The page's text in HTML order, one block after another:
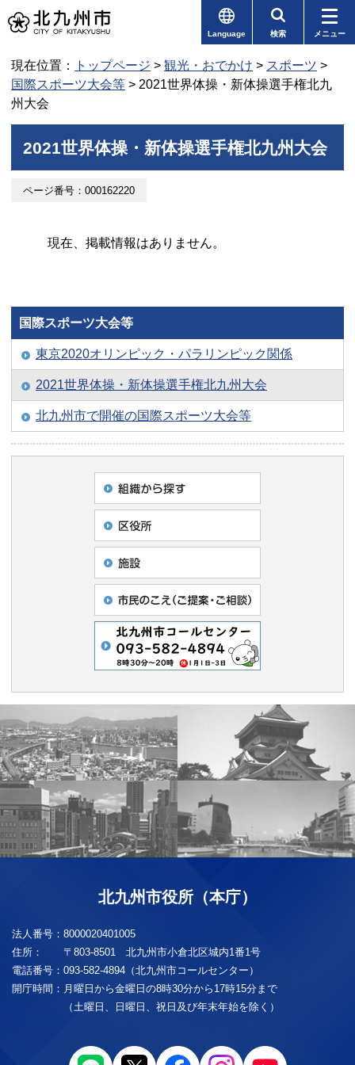
Language 検索 メニュー
現在位置： トップページ > 観光・おでかけ > スポーツ >
国際スポーツ大会等 > 2021世界体操・新体操選手権北九
州大会
2021世界体操・新体操選手権北九州大会
ページ番号：000162220
現在、掲載情報はありません。
国際スポーツ大会等
東京2020オリンピック・パラリンピック関係
2021世界体操・新体操選手権北九州大会
北九州市で開催の国際スポーツ大会等
北九州市役所（本庁）
法人番号： 8000020401005
住所：
〒803-8501 北九州市小倉北区城内1番1号
電話番号： 093-582-4894（北九州市コールセンター）
開庁時間： 月曜日から金曜日の8時30分から17時15分まで
（土曜日、日曜日、祝日及び年末年始を除く）